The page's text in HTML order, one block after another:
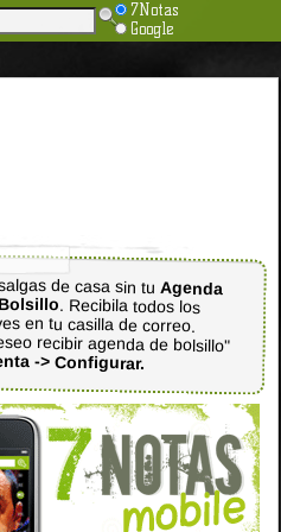
7Notas
Google
de casa sin tu Agenda
. Recibila todos los
en tu casilla de correo.
recibir agenda de bolsillo"
-> Configurar.